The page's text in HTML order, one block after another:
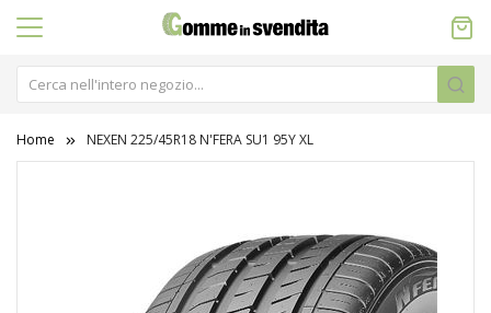
Home NEXEN 225/45R18 N'FERA SU1 95Y XL